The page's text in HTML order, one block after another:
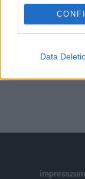
Data
MÁR
impresszum